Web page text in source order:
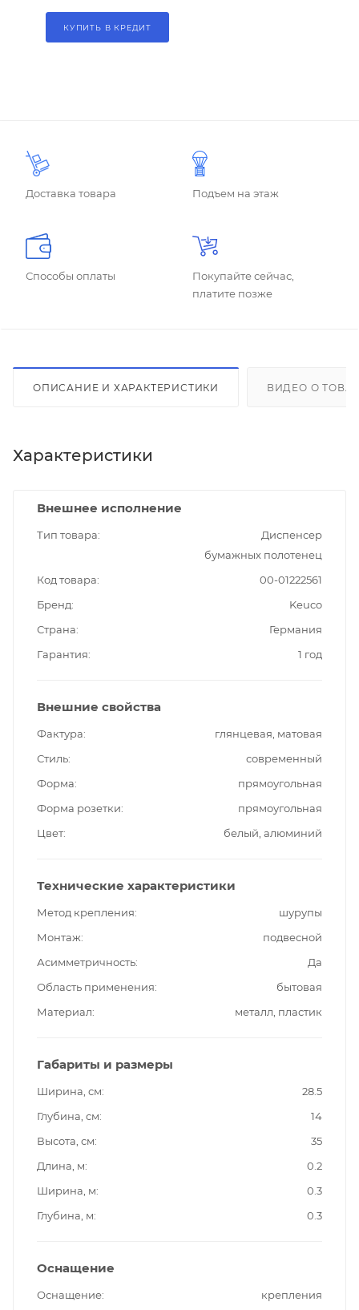
КУПИТЬ В КРЕДИТ
Доставка товара Подъем на этаж
Способы оплаты
Покупайте сейчас,
платите позже
ОПИСАНИЕ И ХАРАКТЕРИСТИКИ ВИДЕО О
Характеристики
Внешнее исполнение
Тип товара
Диспенсер
бумажных полотенец
Код товара
00-01222561
Бренд
Keuco
Страна
Германия
Гарантия
1 год
Внешние свойства
Фактура
глянцевая, матовая
Стиль
современный
Форма
прямоугольная
Форма розетки
прямоугольная
Цвет
белый, алюминий
Технические характеристики
Метод крепления
шурупы
Монтаж
подвесной
Асимметричность
Да
Область применения
бытовая
Материал
металл, пластик
Габариты и размеры
Ширина, см
28.5
Глубина, см
14
Высота, см
35
Длина, м
0.2
Ширина, м
0.3
Глубина, м
0.3
Оснащение
Оснащение крепления